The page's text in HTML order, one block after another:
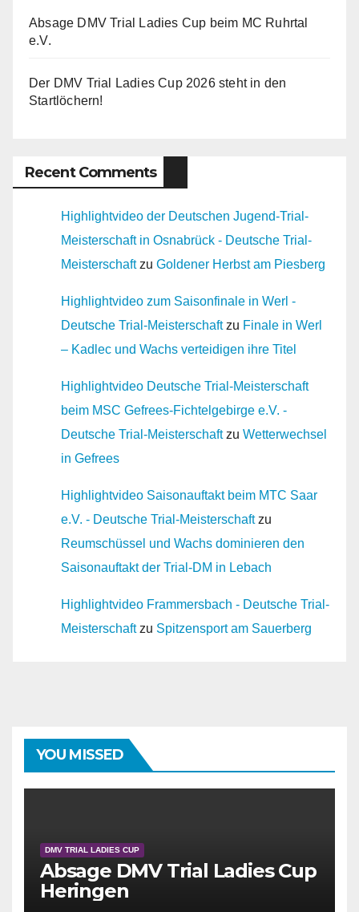
Absage DMV Trial Ladies Cup beim MC Ruhrtal
e.V.
Der DMV Trial Ladies Cup 2026 steht in den
Startlöchern!
Recent Comments
Highlightvideo der Deutschen Jugend-Trial-
Meisterschaft in Osnabrück - Deutsche Trial-
Meisterschaftzu Goldener Herbst am Piesberg
Highlightvideo zum Saisonfinale in Werl -
Deutsche Trial-Meisterschaftzu Finale in Werl
– Kadlec und Wachs verteidigen ihre Titel
Highlightvideo Deutsche Trial-Meisterschaft
beim MSC Gefrees-Fichtelgebirge e.V. -
Deutsche Trial-Meisterschaftzu Wetterwechsel
in Gefrees
Highlightvideo Saisonauftakt beim MTC Saar
e.V. - Deutsche Trial-Meisterschaftzu
Reumschüssel und Wachs dominieren den
Saisonauftakt der Trial-DM in Lebach
Highlightvideo Frammersbach - Deutsche Trial-
Meisterschaftzu Spitzensport am Sauerberg
YOU MISSED
DMV TRIAL LADIES CUP
Absage DMV Trial Ladies Cup
Heringen